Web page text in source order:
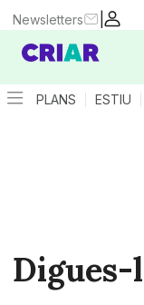
|
Newsletters
PLANS ESTIU